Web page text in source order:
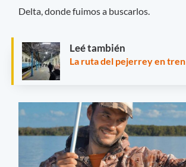
Delta, donde fuimos a buscarlos.
Leé también
La ruta del pejerrey en tren